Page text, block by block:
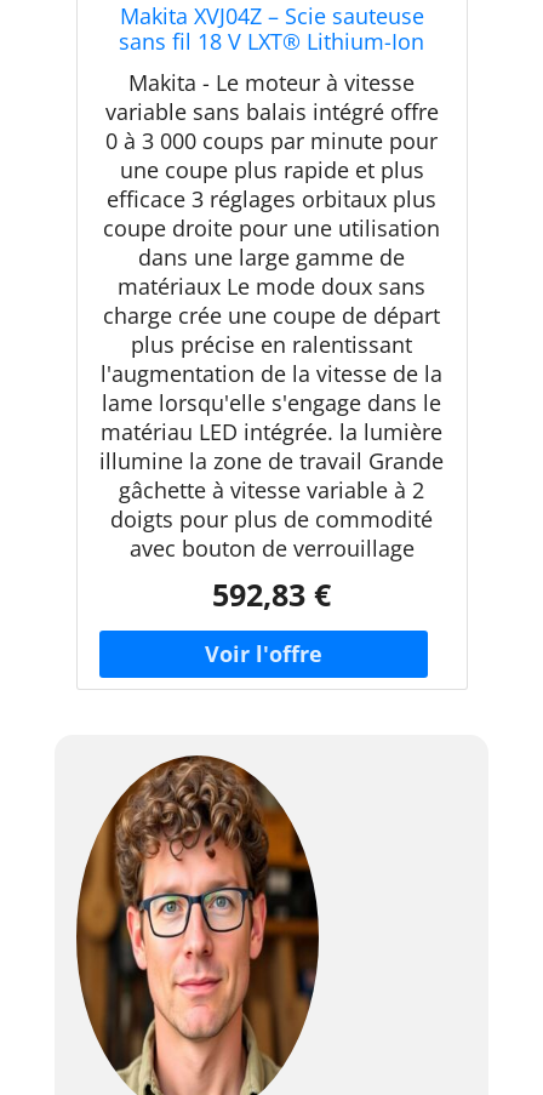
Makita XVJ04Z – Scie sauteuse
sans fil 18 V LXT® Lithium-Ion
sans fil, outil uniquement
Makita - Le moteur à vitesse
variable sans balais intégré offre
0 à 3 000 coups par minute pour
une coupe plus rapide et plus
efficace 3 réglages orbitaux plus
coupe droite pour une utilisation
dans une large gamme de
matériaux Le mode doux sans
charge crée une coupe de départ
plus précise en ralentissant
l'augmentation de la vitesse de la
lame lorsqu'elle s'engage dans le
matériau LED intégrée. la lumière
illumine la zone de travail Grande
gâchette à vitesse variable à 2
doigts pour plus de commodité
avec bouton de verrouillage
592,83 €